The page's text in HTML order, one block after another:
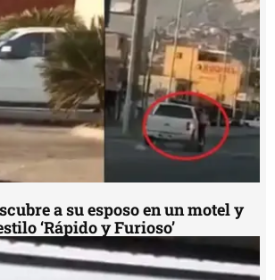
a su esposo en un motel y
‘Rápido y Furioso’